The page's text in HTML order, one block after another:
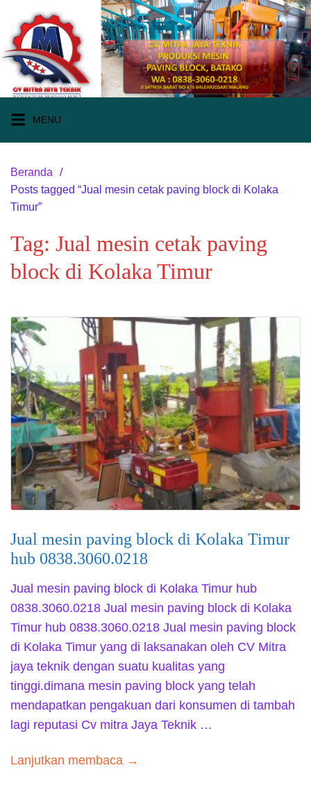
konten
MENU
Beranda
Posts tagged “Jual mesin cetak paving block di Kolaka
Timur”
Tag: Jual mesin cetak paving
block di Kolaka Timur
Jual mesin paving block di Kolaka Timur
hub 0838.3060.0218
Jual mesin paving block di Kolaka Timur hub
0838.3060.0218 Jual mesin paving block di Kolaka
Timur hub 0838.3060.0218 Jual mesin paving block
di Kolaka Timur yang di laksanakan oleh CV Mitra
jaya teknik dengan suatu kualitas yang
tinggi.dimana mesin paving block yang telah
mendapatkan pengakuan dari konsumen di tambah
lagi reputasi Cv mitra Jaya Teknik …
Lanjutkan membaca →